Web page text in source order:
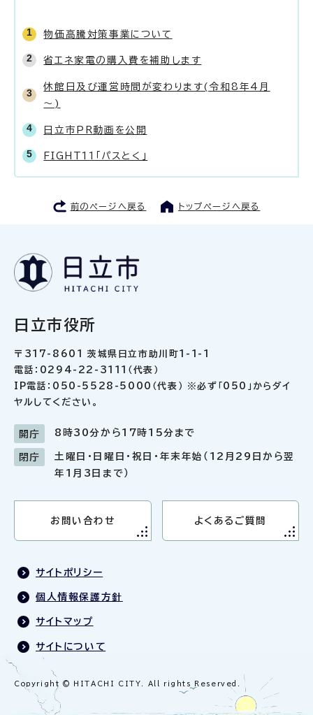
物価高騰対策事業について
省エネ家電の購入費を補助します
休館日及び運営時間が変わります(令和8年4月
～)
日立市PR動画を公開
FIGHT11「パスとく」
前のページへ戻る トップページへ戻る
日立市役所
〒317-8601 茨城県日立市助川町1-1-1
電話：0294-22-3111（代表）
IP電話：050-5528-5000（代表） ※必ず「050」からダイ
ヤルしてください。
開庁 8時30分から17時15分まで
閉庁
土曜日・日曜日・祝日・年末年始（12月29日から翌
年1月3日まで）
お問い合わせ よくあるご質問
サイトポリシー
個人情報保護方針
サイトマップ
サイトについて
Copyright © HITACHI CITY. All rights Reserved.